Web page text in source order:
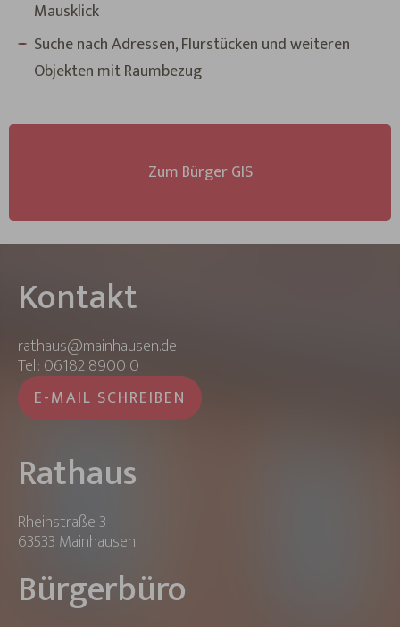
Mausklick
Suche nach Adressen, Flurstücken und weiteren
Objekten mit Raumbezug
Zum Bürger GIS
Kontakt
rathaus@mainhausen.de
Tel.: 06182 8900 0
E-MAIL SCHREIBEN
Rathaus
Rheinstraße 3
63533 Mainhausen
Bürgerbüro